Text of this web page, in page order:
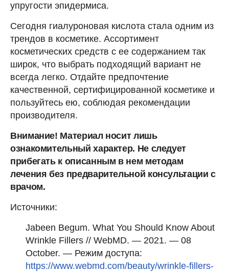
упругости эпидермиса.
Сегодня гиалуроновая кислота стала одним из
трендов в косметике. Ассортимент
косметических средств с ее содержанием так
широк, что выбрать подходящий вариант не
всегда легко. Отдайте предпочтение
качественной, сертифицированной косметике и
пользуйтесь ею, соблюдая рекомендации
производителя.
Внимание! Материал носит лишь
ознакомительный характер. Не следует
прибегать к описанным в нем методам
лечения без предварительной консультации с
врачом.
Источники:
Jabeen Begum. What You Should Know About
Wrinkle Fillers // WebMD. — 2021. — 08
October. — Режим доступа:
https://www.webmd.com/beauty/wrinkle-fillers-